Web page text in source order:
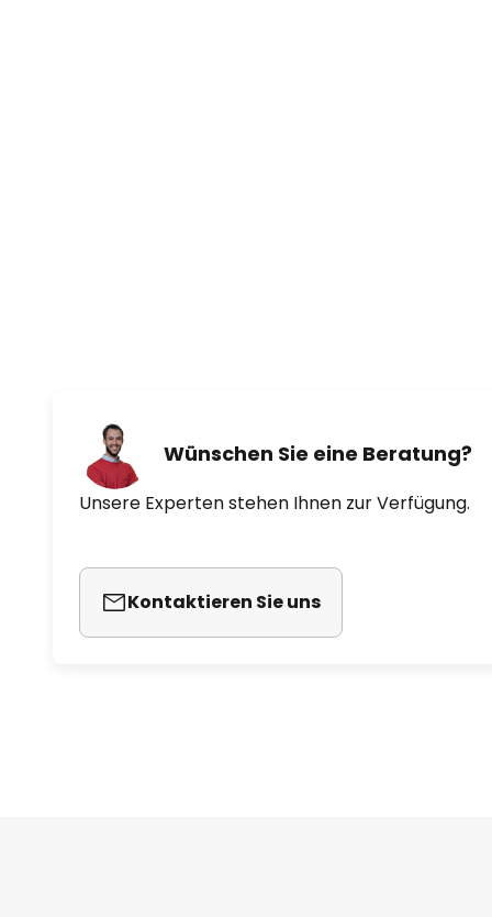
Wünschen Sie eine Beratung?
Unsere Experten stehen Ihnen zur Verfügung.
Kontaktieren Sie uns